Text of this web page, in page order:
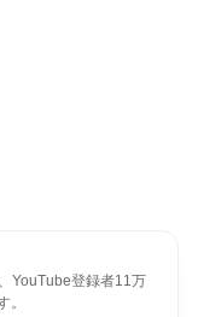
YouTube登録者11万
。